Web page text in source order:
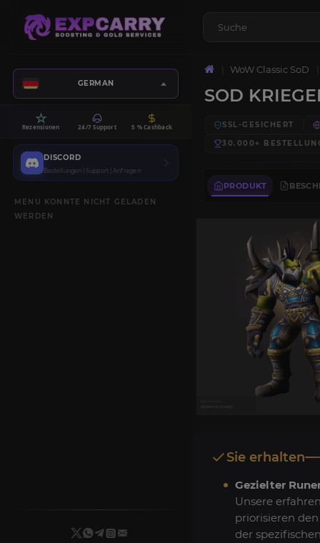
GERMAN
Rezensionen 24/7 Support 5 % Cashback
DISCORD
Bestellungen | Support | Anfragen
MENU KONNTE NICHT GELADEN
WERDEN
WoW Classic SoD
SOD
SSL-GESICHERT
30.000+
PRODUKT
Sie erhalten
Gezielter
Unsere
priorisieren
der